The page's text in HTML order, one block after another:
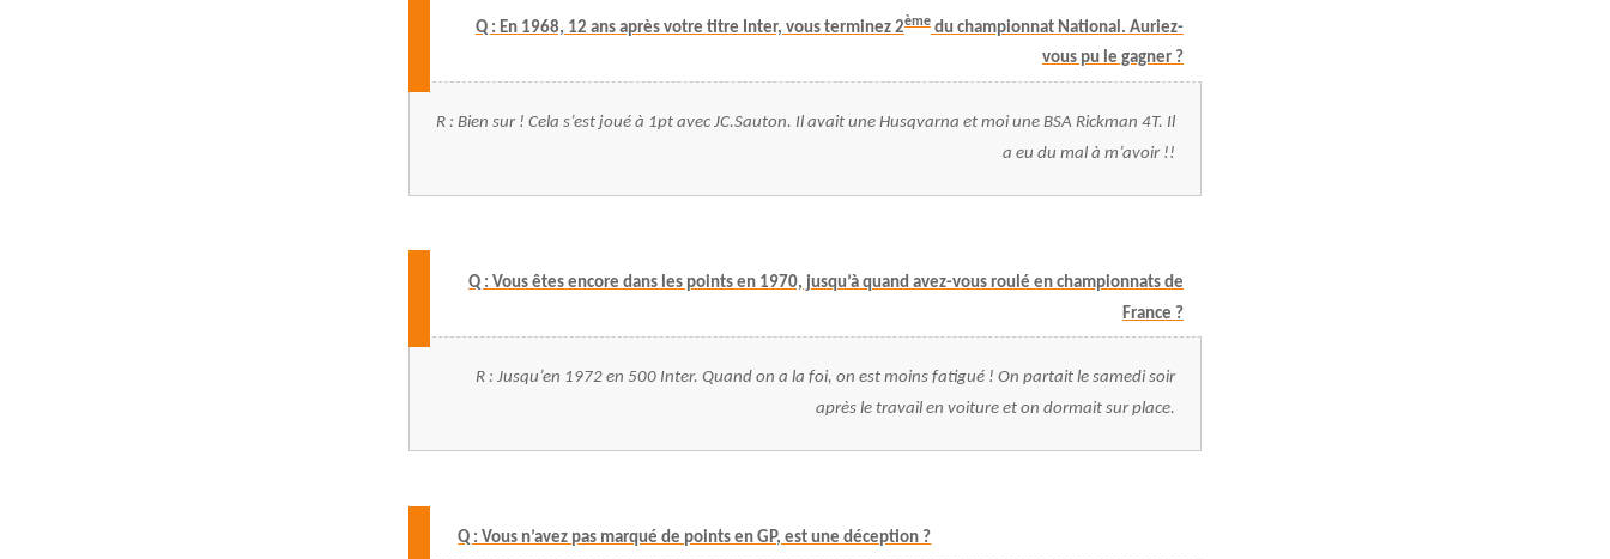
Q : En 1968, 12 ans après votre titre Inter, vous terminez 2èmedu championnat National. Auriez-
vous pu le gagner ?
R : Bien sur ! Cela s’est joué à 1pt avec JC.Sauton. Il avait une Husqvarna et moi une BSA Rickman 4T. Il
a eu du mal à m’avoir !!
Q : Vous êtes encore dans les points en 1970, jusqu’à quand avez-vous roulé en championnats de
France ?
R : Jusqu’en 1972 en 500 Inter. Quand on a la foi, on est moins fatigué ! On partait le samedi soir
après le travail en voiture et on dormait sur place.
Q : Vous n’avez pas marqué de points en GP, est une déception ?